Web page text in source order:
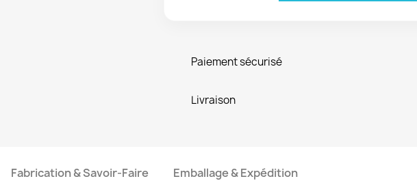
Paiement sécurisé
Livraison
Fabrication & Savoir-Faire Emballage & Expédition